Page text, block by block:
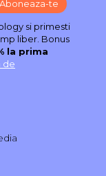
si primesti
liber. Bonus
la prima
de